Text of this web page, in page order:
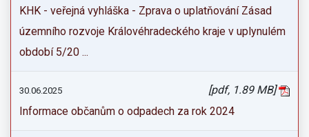
KHK - veřejná vyhláška - Zprava o uplatňování Zásad
územního rozvoje Královéhradeckého kraje v uplynulém
období 5/20 ...
30.06.2025
[pdf, 1.89 MB]
Informace občanům o odpadech za rok 2024